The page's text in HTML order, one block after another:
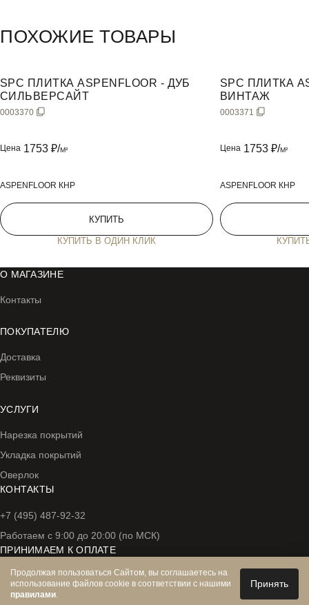
ПОХОЖИЕ ТОВАРЫ
SPC ПЛИТКА ASPENFLOOR - ДУБ
СИЛЬВЕРСАЙТ
0003370
Цена 1753 ₽/M²
ASPENFLOOR КНР
КУПИТЬ
КУПИТЬ В ОДИН КЛИК
SPC ПЛИТКА
ВИНТАЖ
0003371
Цена 1753₽/M²
ASPENFLOOR КНР
#
О МАГАЗИНЕ
Контакты
ПОКУПАТЕЛЮ
Доставка
Реквизиты
УСЛУГИ
Нарезка покрытий
Укладка покрытий
Оверлок
КОНТАКТЫ
+7 (495) 487-92-32
Работаем с 9:00 до 20:00 (по МСК)
ПРИНИМАЕМ К ОПЛАТЕ
Продолжая пользоваться Сайтом, вы соглашаетесь на
использование файлов cookie в соответствии с нашими
правилами.
Принять